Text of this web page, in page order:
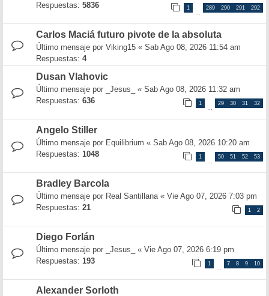
Respuestas: 5836 1
…
289 290 291 292
Carlos Maciá futuro pivote de la absoluta
Último mensaje por Viking15 « Sab Ago 08, 2026 11:54 am
Respuestas: 4
Dusan Vlahovic
Último mensaje por _Jesus_ « Sab Ago 08, 2026 11:32 am
Respuestas: 636 1
…
29 30 31 32
Angelo Stiller
Último mensaje por Equilibrium « Sab Ago 08, 2026 10:20 am
Respuestas: 1048 1
…
50 51 52 53
Bradley Barcola
Último mensaje por Real Santillana« Vie Ago 07, 2026 7:03 pm
Respuestas: 21 1 2
Diego Forlán
Último mensaje por _Jesus_ « Vie Ago 07, 2026 6:19 pm
Respuestas: 193 1
…
7 8 9 10
Alexander Sorloth